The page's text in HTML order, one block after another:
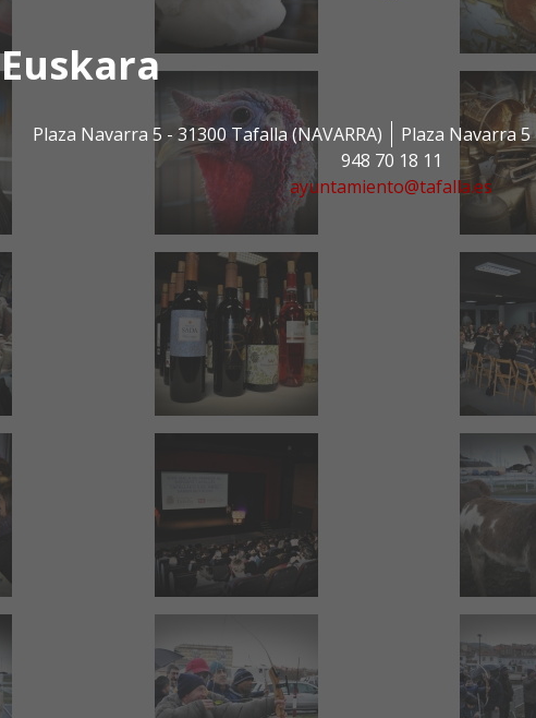
Euskara
Plaza Navarra 5 - 31300 Tafalla (NAVARRA)
Plaza Navarra 5
948 70 18 11
ayuntamiento@tafalla.es